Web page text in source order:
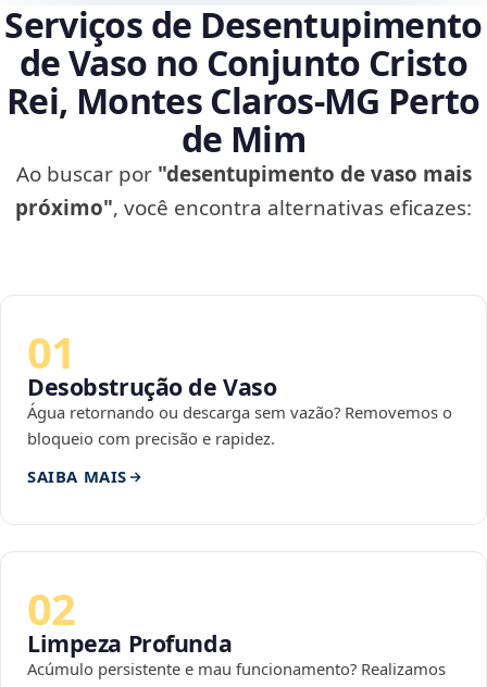
Serviços de Desentupimento
de Vaso no Conjunto Cristo
Rei, Montes Claros‑MG Perto
de Mim
Ao buscar por "desentupimento de vaso mais
próximo", você encontra alternativas eficazes:
01
Desobstrução de Vaso
Água retornando ou descarga sem vazão? Removemos o
bloqueio com precisão e rapidez.
SAIBA MAIS
02
Limpeza Profunda
Acúmulo persistente e mau funcionamento? Realizamos